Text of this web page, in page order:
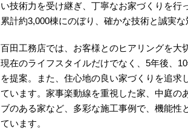
い技術力を受け継ぎ、丁寧なお家づくりを行
累計約3,000棟にのぼり、確かな技術と誠実
百田工務店では、お客様とのヒアリングを大
現在のライフスタイルだけでなく、5年後、
を提案。また、住心地の良い家づくりを追
ています。家事楽動線を重視した家、中庭の
ブのある家など、多彩な施工事例で、機能性
ています。